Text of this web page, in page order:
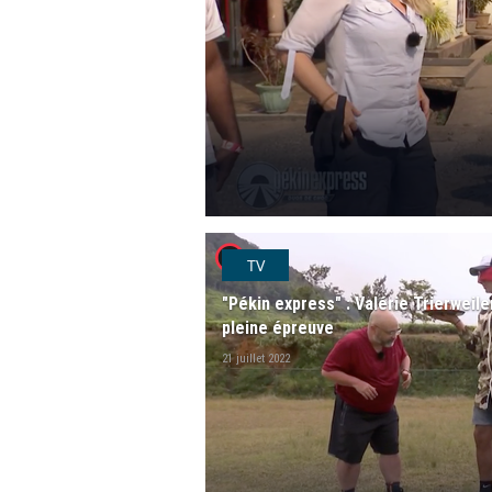
player2TV
"Pékin express" : Valérie
pleine épreuve
21 juillet 2022